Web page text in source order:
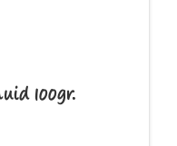
100gr.